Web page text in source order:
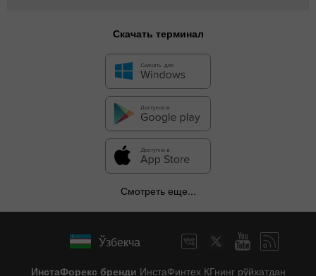
Скачать терминал
Смотреть еще...
Ўзбекча
ИнстаФорекс бренди ИнстаФинтех КГнинг рўйхатдан